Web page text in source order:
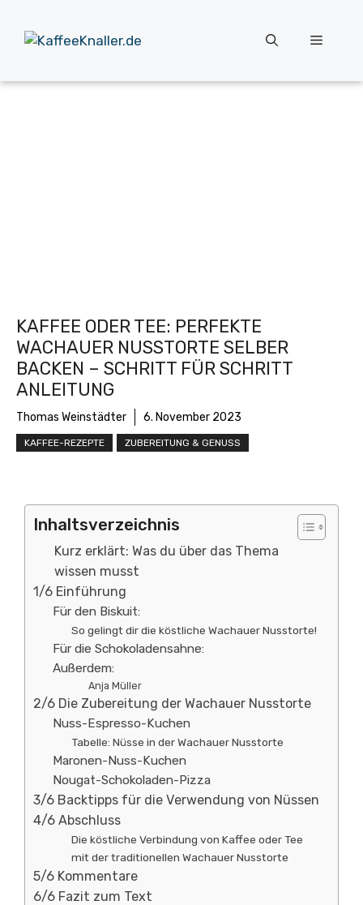
Inhalt
springen
Menü
KAFFEE ODER TEE: PERFEKTE
WACHAUER NUSSTORTE SELBER
BACKEN – SCHRITT FÜR SCHRITT
ANLEITUNG
Thomas Weinstädter 6. November 2023
KAFFEE-REZEPTE ZUBEREITUNG & GENUSS
Inhaltsverzeichnis
Kurz erklärt: Was du über das Thema
wissen musst
1/6 Einführung
Für den Biskuit:
So gelingt dir die köstliche Wachauer Nusstorte!
Für die Schokoladensahne:
Außerdem:
Anja Müller
2/6 Die Zubereitung der Wachauer Nusstorte
Nuss-Espresso-Kuchen
Tabelle: Nüsse in der Wachauer Nusstorte
Maronen-Nuss-Kuchen
Nougat-Schokoladen-Pizza
3/6 Backtipps für die Verwendung von Nüssen
4/6 Abschluss
Die köstliche Verbindung von Kaffee oder Tee
mit der traditionellen Wachauer Nusstorte
5/6 Kommentare
6/6 Fazit zum Text